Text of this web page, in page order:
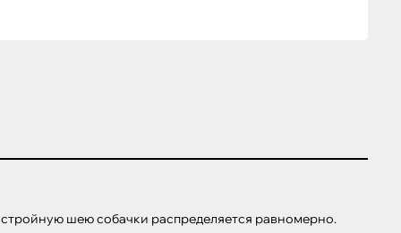
шею собачки распределяется равномерно.